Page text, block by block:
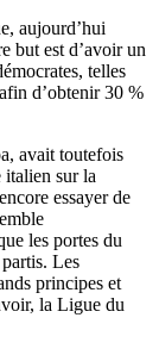
aujourd’hui
but est d’avoir un
telles
d’obtenir 30 %
avait toutefois
italien sur la
essayer de
les portes du
Les
principes et
la Ligue du